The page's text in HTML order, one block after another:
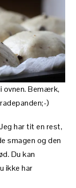
ovnen. Bemærk,
)
har tit en rest,
smagen og den
Du kan
ikke har